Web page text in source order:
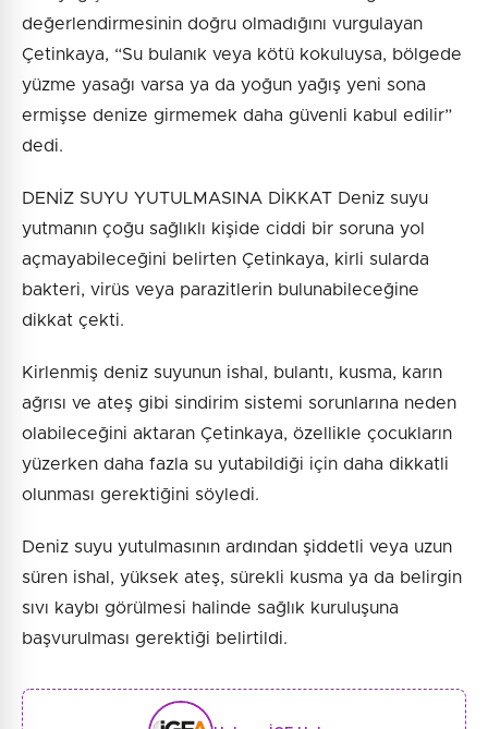
değerlendirmesinin doğru olmadığını vurgulayan
Çetinkaya, “Su bulanık veya kötü kokuluysa, bölgede
yüzme yasağı varsa ya da yoğun yağış yeni sona
ermişse denize girmemek daha güvenli kabul edilir”
dedi.
DENİZ SUYU YUTULMASINA DİKKAT Deniz suyu
yutmanın çoğu sağlıklı kişide ciddi bir soruna yol
açmayabileceğini belirten Çetinkaya, kirli sularda
bakteri, virüs veya parazitlerin bulunabileceğine
dikkat çekti.
Kirlenmiş deniz suyunun ishal, bulantı, kusma, karın
ağrısı ve ateş gibi sindirim sistemi sorunlarına neden
olabileceğini aktaran Çetinkaya, özellikle çocukların
yüzerken daha fazla su yutabildiği için daha dikkatli
olunması gerektiğini söyledi.
Deniz suyu yutulmasının ardından şiddetli veya uzun
süren ishal, yüksek ateş, sürekli kusma ya da belirgin
sıvı kaybı görülmesi halinde sağlık kuruluşuna
başvurulması gerektiği belirtildi.